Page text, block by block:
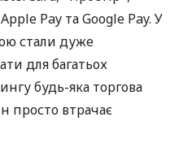
Pay та Google Pay. У
стали дуже
для багатьох
будь-яка торгова
просто втрачає